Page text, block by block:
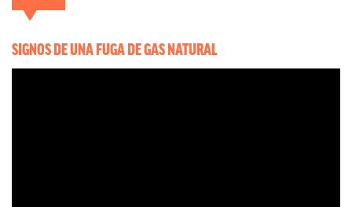
SIGNOS DE UNA FUGA DE GAS NATURAL